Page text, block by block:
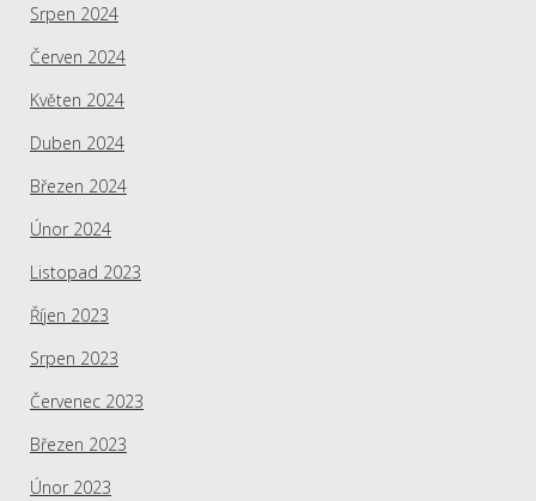
Srpen 2024
Červen 2024
Květen 2024
Duben 2024
Březen 2024
Únor 2024
Listopad 2023
Říjen 2023
Srpen 2023
Červenec 2023
Březen 2023
Únor 2023